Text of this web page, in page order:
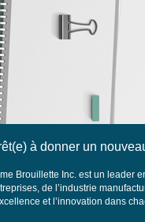
à donner un
Brouillette Inc. est un leader
de l’industrie
et l’innovation dans